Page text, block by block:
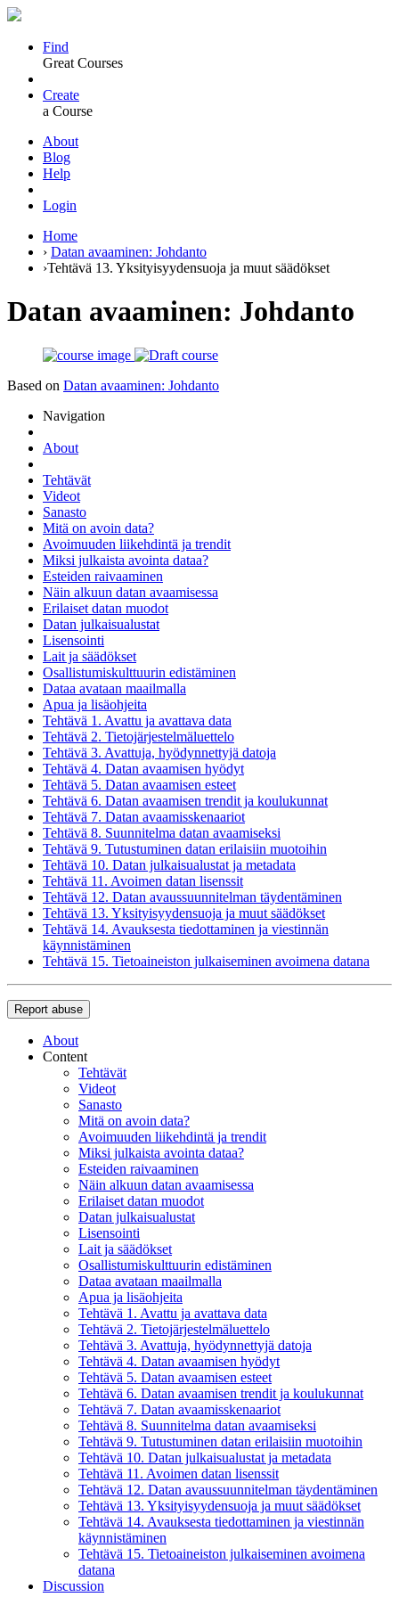
Find
Great Courses
Create
a Course
About
Blog
Help
Login
Home
› Datan avaaminen: Johdanto
›Tehtävä 13. Yksityisyydensuoja ja muut säädökset
Datan avaaminen: Johdanto
Based on Datan avaaminen: Johdanto
Navigation
About
Tehtävät
Videot
Sanasto
Mitä on avoin data?
Avoimuuden liikehdintä ja trendit
Miksi julkaista avointa dataa?
Esteiden raivaaminen
Näin alkuun datan avaamisessa
Erilaiset datan muodot
Datan julkaisualustat
Lisensointi
Lait ja säädökset
Osallistumiskulttuurin edistäminen
Dataa avataan maailmalla
Apua ja lisäohjeita
Tehtävä 1. Avattu ja avattava data
Tehtävä 2. Tietojärjestelmäluettelo
Tehtävä 3. Avattuja, hyödynnettyjä datoja
Tehtävä 4. Datan avaamisen hyödyt
Tehtävä 5. Datan avaamisen esteet
Tehtävä 6. Datan avaamisen trendit ja koulukunnat
Tehtävä 7. Datan avaamisskenaariot
Tehtävä 8. Suunnitelma datan avaamiseksi
Tehtävä 9. Tutustuminen datan erilaisiin muotoihin
Tehtävä 10. Datan julkaisualustat ja metadata
Tehtävä 11. Avoimen datan lisenssit
Tehtävä 12. Datan avaussuunnitelman täydentäminen
Tehtävä 13. Yksityisyydensuoja ja muut säädökset
Tehtävä 14. Avauksesta tiedottaminen ja viestinnän
käynnistäminen
Tehtävä 15. Tietoaineiston julkaiseminen avoimena datana
Report abuse
About
Content
Tehtävät
Videot
Sanasto
Mitä on avoin data?
Avoimuuden liikehdintä ja trendit
Miksi julkaista avointa dataa?
Esteiden raivaaminen
Näin alkuun datan avaamisessa
Erilaiset datan muodot
Datan julkaisualustat
Lisensointi
Lait ja säädökset
Osallistumiskulttuurin edistäminen
Dataa avataan maailmalla
Apua ja lisäohjeita
Tehtävä 1. Avattu ja avattava data
Tehtävä 2. Tietojärjestelmäluettelo
Tehtävä 3. Avattuja, hyödynnettyjä datoja
Tehtävä 4. Datan avaamisen hyödyt
Tehtävä 5. Datan avaamisen esteet
Tehtävä 6. Datan avaamisen trendit ja koulukunnat
Tehtävä 7. Datan avaamisskenaariot
Tehtävä 8. Suunnitelma datan avaamiseksi
Tehtävä 9. Tutustuminen datan erilaisiin muotoihin
Tehtävä 10. Datan julkaisualustat ja metadata
Tehtävä 11. Avoimen datan lisenssit
Tehtävä 12. Datan avaussuunnitelman täydentäminen
Tehtävä 13. Yksityisyydensuoja ja muut säädökset
Tehtävä 14. Avauksesta tiedottaminen ja viestinnän
käynnistäminen
Tehtävä 15. Tietoaineiston julkaiseminen avoimena
datana
Discussion